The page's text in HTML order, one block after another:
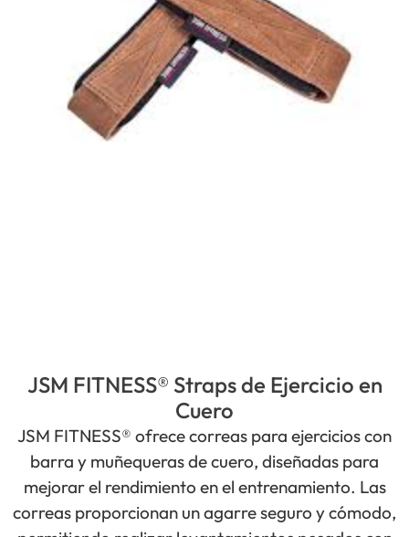
JSM FITNESS® Straps de Ejercicio en
Cuero
JSM FITNESS® ofrece correas para ejercicios con
barra y muñequeras de cuero, diseñadas para
mejorar el rendimiento en el entrenamiento. Las
correas proporcionan un agarre seguro y cómodo,